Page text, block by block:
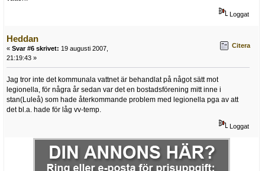
Loggat
Heddan
« Svar #6 skrivet: 19 augusti 2007,
21:19:43 »
Citera
Jag tror inte det kommunala vattnet är behandlat på något sätt mot
legionella, för några år sedan var det en bostadsförening mitt inne i
stan(Luleå) som hade återkommande problem med legionella pga av att
det bl.a. hade för låg vv-temp.
Loggat